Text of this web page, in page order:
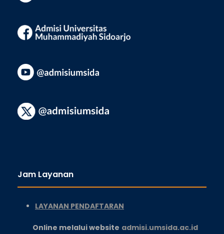
Jam Layanan
LAYANAN PENDAFTARAN
Online melalui website admisi.umsida.ac.id